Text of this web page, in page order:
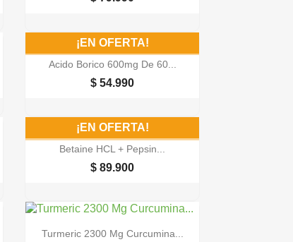
 Vista rápida
Acido Borico 600mg De 60...
$ 54.990
¡EN OFERTA!
 Vista rápida
Betaine HCL + Pepsin...
$ 89.900
¡EN OFERTA!
 Vista rápida
Turmeric 2300 Mg Curcumina...